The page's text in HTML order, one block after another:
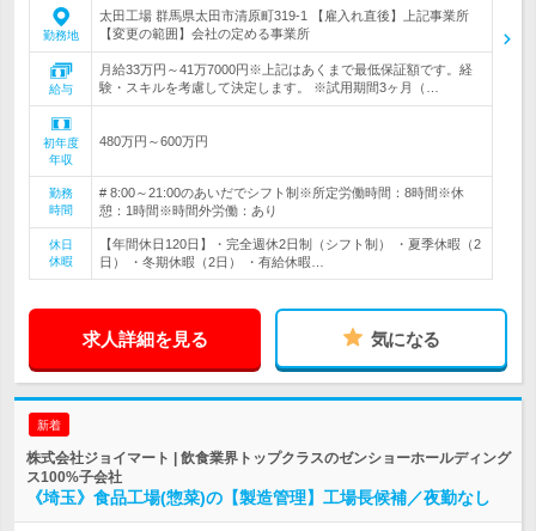
勤務地
太田工場 群馬県太田市清原町319-1 【雇入れ直後】上記事業所
【変更の範囲】会社の定める事業所
給与
月給33万円～41万7000円※上記はあくまで最低保証額です。経
験・スキルを考慮して決定します。 ※試用期間3ヶ月（…
初年度
年収
480万円～600万円
勤務
時間
# 8:00～21:00のあいだでシフト制※所定労働時間：8時間※休
憩：1時間※時間外労働：あり
休日
休暇
【年間休日120日】・完全週休2日制（シフト制） ・夏季休暇（2
日） ・冬期休暇（2日） ・有給休暇…
求人詳細を見る 気になる
新着
株式会社ジョイマート | 飲食業界トップクラスのゼンショーホールディング
ス100%子会社
《埼玉》食品工場(惣菜)の【製造管理】工場長候補／夜勤なし